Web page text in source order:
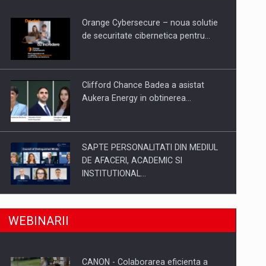
compania intr-o tranzactie de peste 25…
Orange Cybersecure – noua solutie
de securitate cibernetica pentru…
Clifford Chance Badea a asistat
Aukera Energy in obtinerea…
SAPTE PERSONALITATI DIN MEDIUL
DE AFACERI, ACADEMIC SI
INSTITUTIONAL…
SYCLEF isi consolideaza prezenta in
WEBINARII
CANON - Colaborarea eficienta a